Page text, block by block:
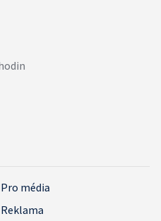
Pro média
Reklama